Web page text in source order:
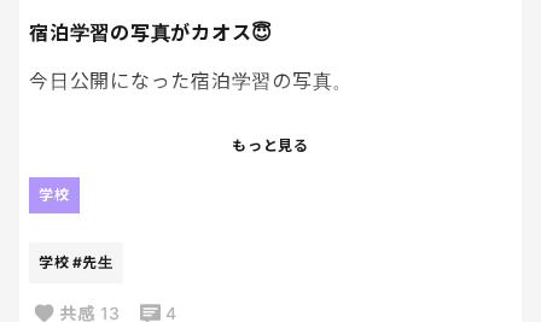
宿泊学習の写真がカオス😇
今日公開になった宿泊学習の写真。
娘、全体的に笑顔がなく、死んだ魚の目してるわ…
山登りのあとは疲れたのか、地面に突っ伏して、先
けど…
先生、大変だっただろうな…
もっと見る
学校
学校 #先生
共感 13 4